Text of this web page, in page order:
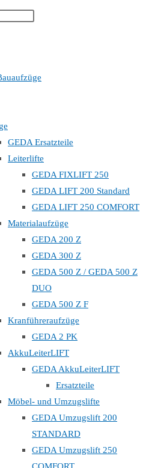
GEDA Ersatzteile
Leiterlifte
GEDA FIXLIFT 250
GEDA LIFT 200 Standard
GEDA LIFT 250 COMFORT
Materialaufzüge
GEDA 200 Z
GEDA 300 Z
GEDA 500 Z / GEDA 500 Z
DUO
GEDA 500 Z F
Kranführeraufzüge
GEDA 2 PK
AkkuLeiterLIFT
GEDA AkkuLeiterLIFT
Ersatzteile
Möbel- und Umzugslifte
GEDA Umzugslift 200
STANDARD
GEDA Umzugslift 250